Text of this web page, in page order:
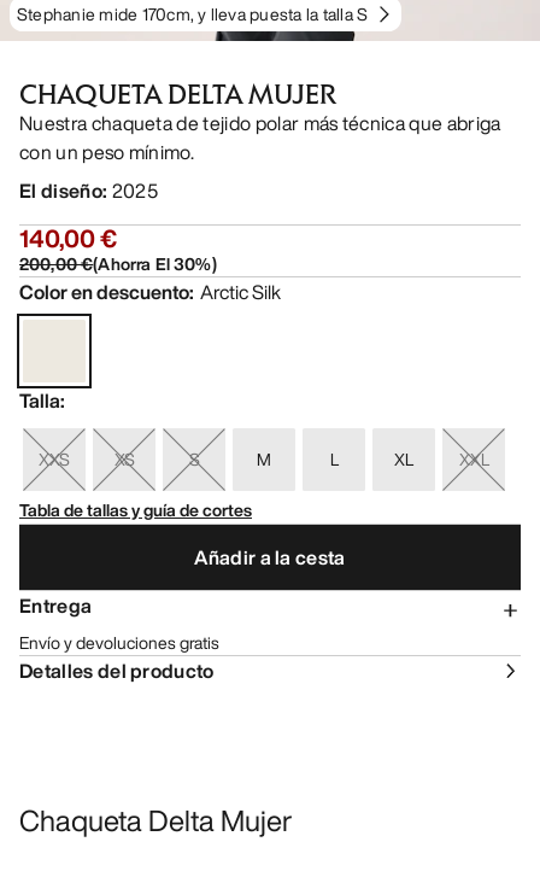
Stephanie mide 170cm, y lleva puesta la talla S
CHAQUETA DELTA MUJER
Nuestra chaqueta de tejido polar más técnica que abriga
con un peso mínimo.
El diseño: 2025
140,00 €
200,00 €(Ahorra El30%)
Color en descuento: Arctic Silk
Talla:
XXS XS S M L XL
XXL
Tabla de tallas y guía de cortes
Añadir a la cesta
Entrega
Envío y devoluciones gratis
Detalles del producto
Chaqueta Delta Mujer